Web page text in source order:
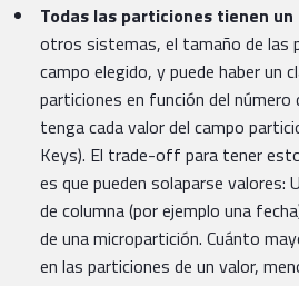
Todas las particiones tienen
otros sistemas, el tamaño de las
campo elegido, y puede haber un
particiones en función del número
tenga cada valor del campo
Keys). El trade-off para tener
es que pueden solaparse valores:
de columna (por ejemplo una
de una micropartición. Cuánto
en las particiones de un valor,